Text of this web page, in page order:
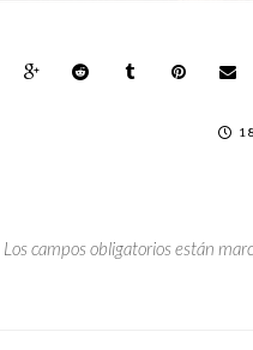
Los campos obligatorios están